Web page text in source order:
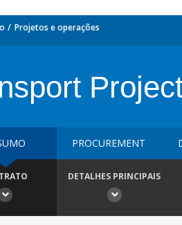
Projetos e operações
PROCUREMENT
DETALHES PRINCIPAIS